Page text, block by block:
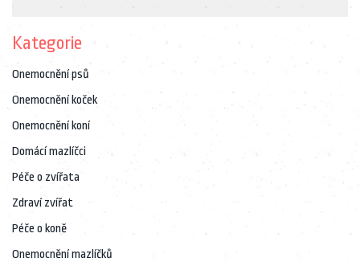
Kategorie
Onemocnění psů
Onemocnění koček
Onemocnění koní
Domácí mazlíčci
Péče o zvířata
Zdraví zvířat
Péče o koně
Onemocnění mazlíčků